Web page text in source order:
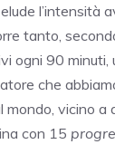
l’intensità
tanto,
ogni 90
che
mondo, vicino a
con 15